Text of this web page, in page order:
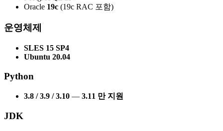
Oracle 19c (19c RAC 포함)
운영체제
SLES 15 SP4
Ubuntu 20.04
Python
3.8 / 3.9 / 3.10 — 3.11 만 지원
JDK